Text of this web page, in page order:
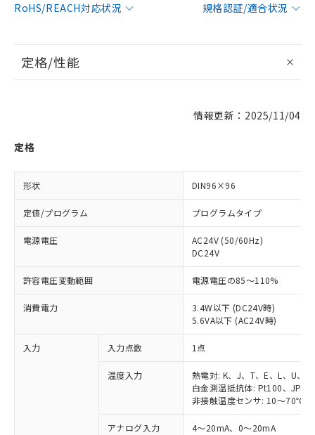
RoHS/REACH対応状況
規格認証/適合状況
定格/性能
情報更新：2025/11/04
定格
形状 DIN96×96
定値/プログラム プログラムタイプ
電源電圧
AC24V (50/60Hz)
DC24V
許容電圧変動範囲 電源電圧の85～110%
消費電力
3.4W以下 (DC24V時)
5.6VA以下 (AC24V時)
入力 入力点数 1点
温度入力
熱電対: K、J、T、E、L、U、
白金測温抵抗体: Pt100、
非接触温度センサ: 10～70℃
アナログ入力 4～20mA、0～20mA